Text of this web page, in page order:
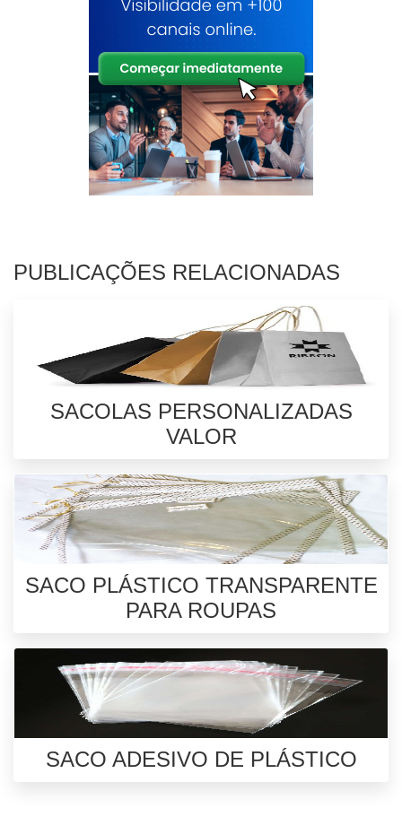
PUBLICAÇÕES RELACIONADAS
SACOLAS PERSONALIZADAS
VALOR
SACO PLÁSTICO TRANSPARENTE
PARA ROUPAS
SACO ADESIVO DE PLÁSTICO